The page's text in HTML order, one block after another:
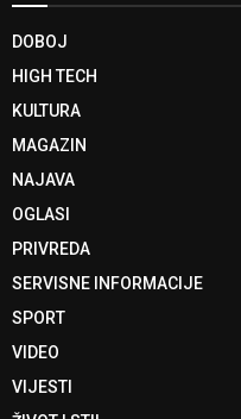
DOBOJ
HIGH TECH
KULTURA
MAGAZIN
NAJAVA
OGLASI
PRIVREDA
SERVISNE INFORMACIJE
SPORT
VIDEO
VIJESTI